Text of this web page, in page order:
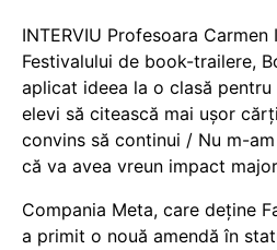
INTERVIU Profesoara
Festivalului de book-trailere,
aplicat ideea la o clasă
elevi să citească mai ușor
convins să continui / Nu m-
că va avea vreun impact major
Compania Meta, care deține
a primit o nouă amendă în